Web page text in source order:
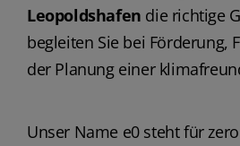
Leopoldshafen die richtige
begleiten Sie bei Förderung,
der Planung einer
Unser Name e0 steht für